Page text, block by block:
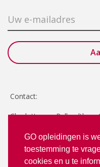
GO opleidingen is
toestemming te
cookies en u te
Contact:
Charlotte van Pallandtlaan
T: 070 - 3512380